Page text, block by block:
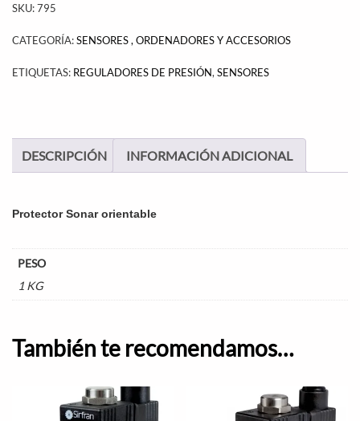
SKU:795
CATEGORÍA:SENSORES , ORDENADORES Y ACCESORIOS
ETIQUETAS: REGULADORES DE PRESIÓN, SENSORES
DESCRIPCIÓN INFORMACIÓN ADICIONAL
Protector Sonar orientable
PESO
1 KG
También te recomendamos…